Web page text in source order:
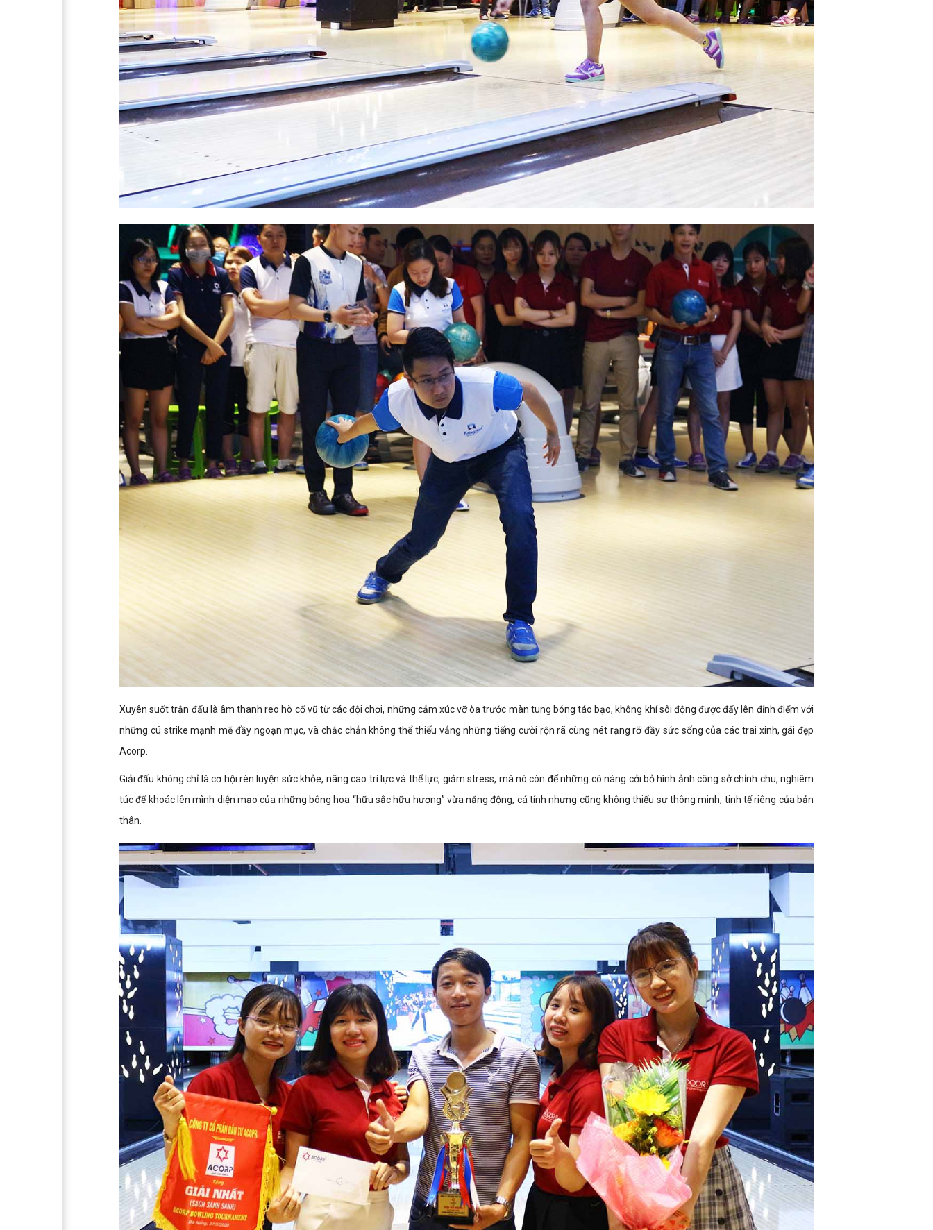
Xuyên suốt trận đấu là âm thanh reo hò cổ vũ từ các đội chơi, những cảm xúc vỡ òa trước màn tung bóng táo bạo, không khí sôi động được đẩy lên đỉnh điểm với
những cú strike mạnh mẽ đầy ngoạn mục, và chắc chắn không thể thiếu vắng những tiếng cười rộn rã cùng nét rạng rỡ đầy sức sống của các trai xinh, gái đẹp
Acorp.
Giải đấu không chỉ là cơ hội rèn luyện sức khỏe, nâng cao trí lực và thể lực, giảm stress, mà nó còn để những cô nàng cởi bỏ hình ảnh công sở chỉnh chu, nghiêm
túc để khoác lên mình diện mạo của những bông hoa “hữu sắc hữu hương” vừa năng động, cá tính nhưng cũng không thiếu sự thông minh, tinh tế riêng của bản
thân.